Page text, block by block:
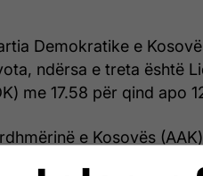
Demokratike e
ndërsa e treta është
me 17.58 për qind apo
e Kosovës
Lista Serbe ka siguruar